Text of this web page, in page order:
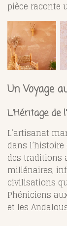
pièce raconte
Un Voyage
L'Héritage de
L’artisanat
dans
des traditions
millénaires,
civilisations
Phéniciens
et les